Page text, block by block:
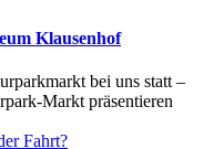
Klausenhof
bei uns statt –
Markt präsentieren